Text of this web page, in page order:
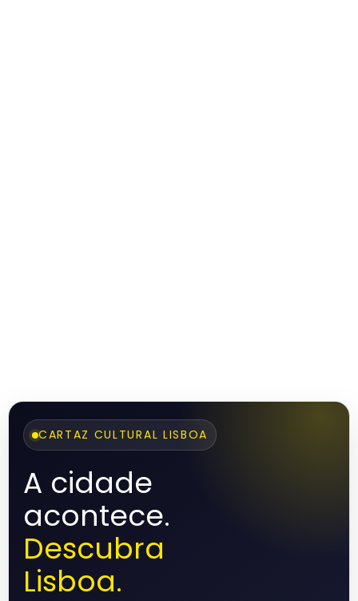
CARTAZ CULTURAL LISBOA
A cidade
acontece.
Descubra
Lisboa.